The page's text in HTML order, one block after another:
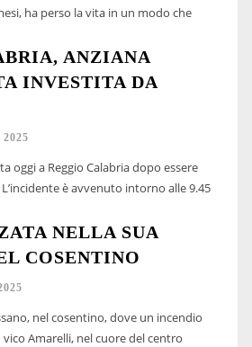
ha perso la vita in un modo che
ANZIANA
INVESTITA DA
oggi a Reggio Calabria dopo essere
NELLA SUA
COSENTINO
nel cosentino, dove un incendio
Amarelli, nel cuore del centro